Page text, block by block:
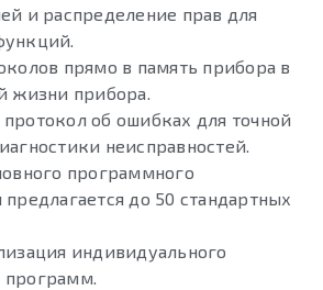
и распределение прав для
прямо в память прибора в
жизни прибора.
об ошибках для точной
неисправностей.
программного
предлагается до 50 стандартных
индивидуального